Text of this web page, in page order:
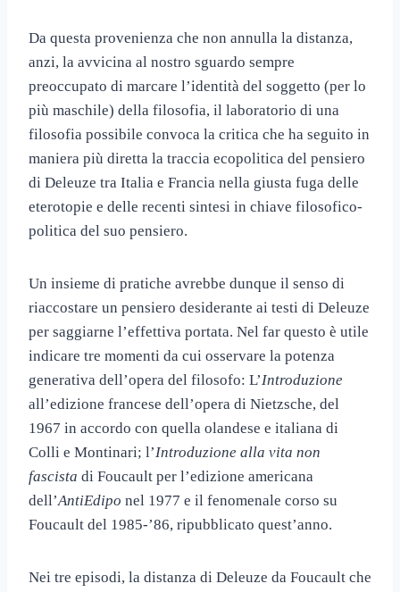
Da questa provenienza che non annulla la distanza,
anzi, la avvicina al nostro sguardo sempre
preoccupato di marcare l’identità del soggetto (per lo
più maschile) della filosofia, il laboratorio di una
filosofia possibile convoca la critica che ha seguito in
maniera più diretta la traccia ecopolitica del pensiero
di Deleuze tra Italia e Francia nella giusta fuga delle
eterotopie e delle recenti sintesi in chiave filosofico-
politica del suo pensiero.
Un insieme di pratiche avrebbe dunque il senso di
riaccostare un pensiero desiderante ai testi di Deleuze
per saggiarne l’effettiva portata. Nel far questo è utile
indicare tre momenti da cui osservare la potenza
generativa dell’opera del filosofo: L’Introduzione
all’edizione francese dell’opera di Nietzsche, del
1967 in accordo con quella olandese e italiana di
Colli e Montinari; l’Introduzione alla vita non
fascista di Foucault per l’edizione americana
dell’AntiEdipo nel 1977 e il fenomenale corso su
Foucault del 1985-’86, ripubblicato quest’anno.
Nei tre episodi, la distanza di Deleuze da Foucault che